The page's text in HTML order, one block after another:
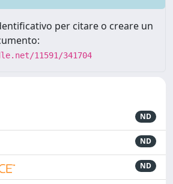
per citare o creare un
11591/341704
ND
ND
ND